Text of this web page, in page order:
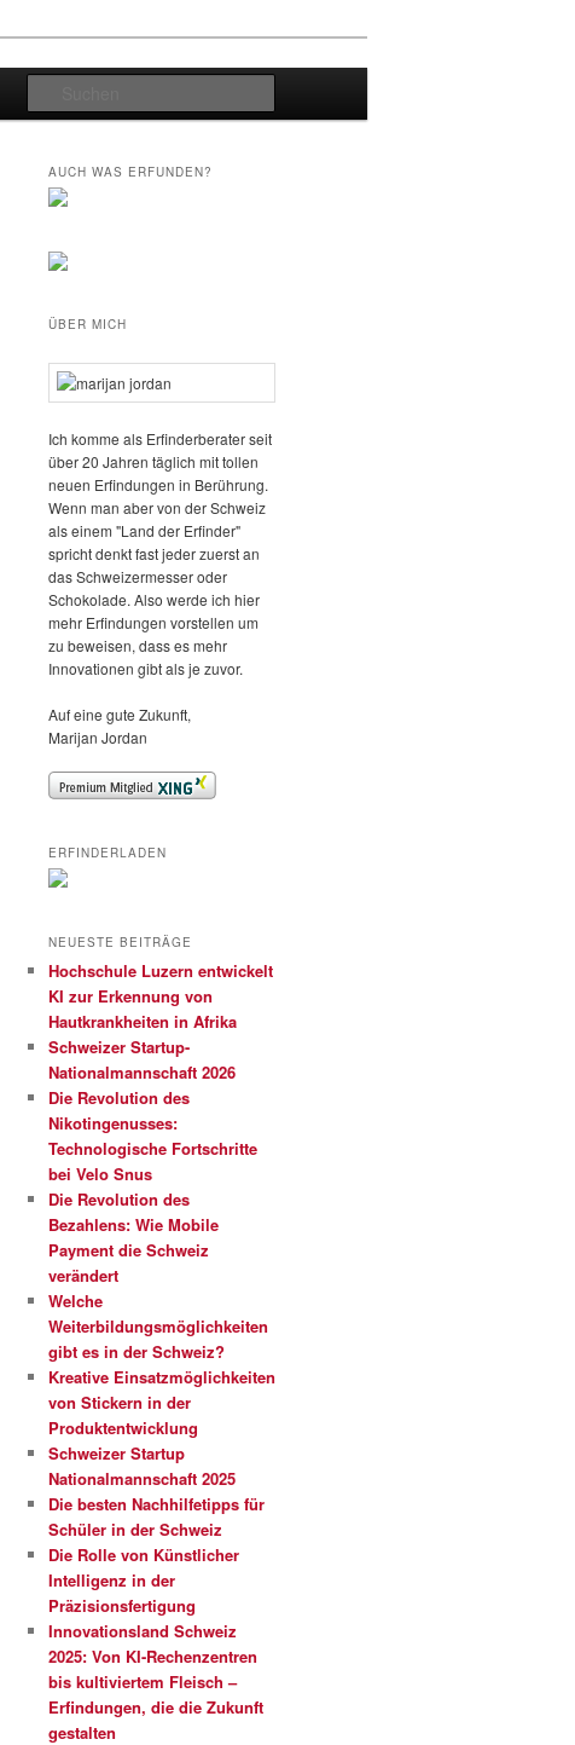
AUCH WAS ERFUNDEN?
ÜBER MICH
Ich komme als Erfinderberater seit
über 20 Jahren täglich mit tollen
neuen Erfindungen in Berührung.
Wenn man aber von der Schweiz
als einem "Land der Erfinder"
spricht denkt fast jeder zuerst an
das Schweizermesser oder
Schokolade. Also werde ich hier
mehr Erfindungen vorstellen um
zu beweisen, dass es mehr
Innovationen gibt als je zuvor.
Auf eine gute Zukunft,
Marijan Jordan
ERFINDERLADEN
NEUESTE BEITRÄGE
Hochschule Luzern entwickelt
KI zur Erkennung von
Hautkrankheiten in Afrika
Schweizer Startup-
Nationalmannschaft 2026
Die Revolution des
Nikotingenusses:
Technologische Fortschritte
bei Velo Snus
Die Revolution des
Bezahlens: Wie Mobile
Payment die Schweiz
verändert
Welche
Weiterbildungsmöglichkeiten
gibt es in der Schweiz?
Kreative Einsatzmöglichkeiten
von Stickern in der
Produktentwicklung
Schweizer Startup
Nationalmannschaft 2025
Die besten Nachhilfetipps für
Schüler in der Schweiz
Die Rolle von Künstlicher
Intelligenz in der
Präzisionsfertigung
Innovationsland Schweiz
2025: Von KI-Rechenzentren
bis kultiviertem Fleisch –
Erfindungen, die die Zukunft
gestalten